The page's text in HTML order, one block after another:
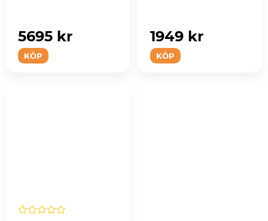
KÖP
5695 kr
KÖP
1949 kr